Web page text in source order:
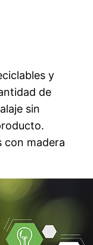
y
de
sin
con madera